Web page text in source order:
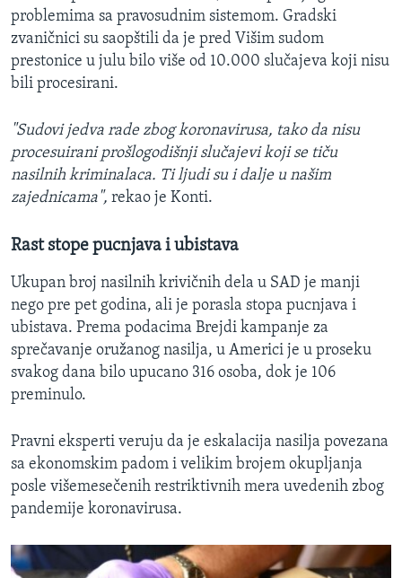
problemima sa pravosudnim sistemom. Gradski
zvaničnici su saopštili da je pred Višim sudom
prestonice u julu bilo više od 10.000 slučajeva koji nisu
bili procesirani.
"Sudovi jedva rade zbog koronavirusa, tako da nisu
procesuirani prošlogodišnji slučajevi koji se tiču
nasilnih kriminalaca. Ti ljudi su i dalje u našim
zajednicama", rekao je Konti.
Rast stope pucnjava i ubistava
Ukupan broj nasilnih krivičnih dela u SAD je manji
nego pre pet godina, ali je porasla stopa pucnjava i
ubistava. Prema podacima Brejdi kampanje za
sprečavanje oružanog nasilja, u Americi je u proseku
svakog dana bilo upucano 316 osoba, dok je 106
preminulo.
Pravni eksperti veruju da je eskalacija nasilja povezana
sa ekonomskim padom i velikim brojem okupljanja
posle višemesečenih restriktivnih mera uvedenih zbog
pandemije koronavirusa.